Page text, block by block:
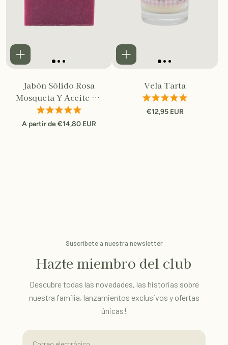
Jabón Sólido Rosa
Mosqueta Y Aceite De
Oliva
A partir de €14,80 EUR
Vela Tarta
€12,95 EUR
Suscríbete a nuestra newsletter
Hazte miembro del club
Descubre todas las novedades, las historias sobre
nuestra familia, lanzamientos exclusivos y ofertas
únicas!
Correo electrónico